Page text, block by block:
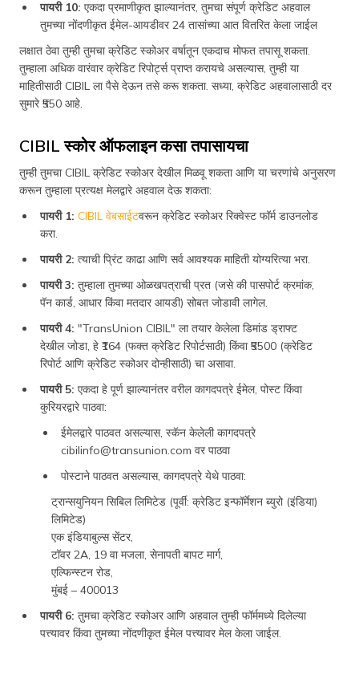
पायरी 10: एकदा प्रमाणीकृत झाल्यानंतर, तुमचा संपूर्ण क्रेडिट अहवाल
तुमच्या नोंदणीकृत ईमेल-आयडीवर 24 तासांच्या आत वितरित केला जाईल
लक्षात ठेवा तुम्ही तुमचा क्रेडिट स्कोअर वर्षातून एकदाच मोफत तपासू शकता.
तुम्हाला अधिक वारंवार क्रेडिट रिपोर्ट्स प्राप्त करायचे असल्यास, तुम्ही या
माहितीसाठी CIBIL ला पैसे देऊन तसे करू शकता. सध्या, क्रेडिट अहवालासाठी दर
सुमारे ₹550 आहे.
CIBIL स्कोर ऑफलाइन कसा तपासायचा
तुम्ही तुमचा CIBIL क्रेडिट स्कोअर देखील मिळवू शकता आणि या चरणांचे अनुसरण
करून तुम्हाला प्रत्यक्ष मेलद्वारे अहवाल देऊ शकता:
पायरी 1: CIBIL वेबसाईटवरून क्रेडिट स्कोअर रिक्वेस्ट फॉर्म डाउनलोड
करा.
पायरी 2: त्याची प्रिंट काढा आणि सर्व आवश्यक माहिती योग्यरित्या भरा.
पायरी 3: तुम्हाला तुमच्या ओळखपत्राची प्रत (जसे की पासपोर्ट क्रमांक,
पॅन कार्ड, आधार किंवा मतदार आयडी) सोबत जोडावी लागेल.
पायरी 4: "TransUnion CIBIL" ला तयार केलेला डिमांड ड्राफ्ट
देखील जोडा, हे ₹164 (फक्त क्रेडिट रिपोर्टसाठी) किंवा ₹5500 (क्रेडिट
रिपोर्ट आणि क्रेडिट स्कोअर दोन्हीसाठी) चा असावा.
पायरी 5: एकदा हे पूर्ण झाल्यानंतर वरील कागदपत्रे ईमेल, पोस्ट किंवा
कुरियरद्वारे पाठवा:
ईमेलद्वारे पाठवत असल्यास, स्कॅन केलेली कागदपत्रे
cibilinfo@transunion.com वर पाठवा
पोस्टाने पाठवत असल्यास, कागदपत्रे येथे पाठवा:
ट्रान्सयुनियन सिबिल लिमिटेड (पूर्वी: क्रेडिट इन्फॉर्मेशन ब्युरो (इंडिया)
लिमिटेड)
एक इंडियाबुल्स सेंटर,
टॉवर 2A, 19 वा मजला, सेनापती बापट मार्ग,
एल्फिन्स्टन रोड,
मुंबई – 400013
पायरी 6: तुमचा क्रेडिट स्कोअर आणि अहवाल तुम्ही फॉर्ममध्ये दिलेल्या
पत्त्यावर किंवा तुमच्या नोंदणीकृत ईमेल पत्त्यावर मेल केला जाईल.